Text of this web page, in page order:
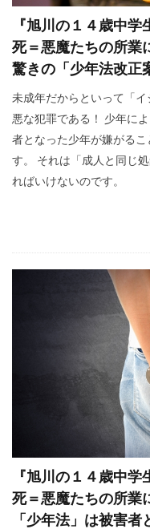
『旭川の１４歳中
死＝悪魔たちの所
驚きの「少年法改正
未成年だからといって「
悪な犯罪である！ 少年に
者となった少年が嫌がる
す。 それは「成人と同じ
ればいけないのです。
『旭川の１４歳中
死＝悪魔たちの所
「少年法」は被害
レプリコンワクチ
リテラシー
ユーチューバー
世界統一政府
保守
努力義
冤罪
円卓会
共産主義
チャーチル
パンデミック条約
ハワイ州
ハ
ノーベル賞
ニュー・ワールド
ビルダーバーグ
ドラマ・映画
トランプ氏